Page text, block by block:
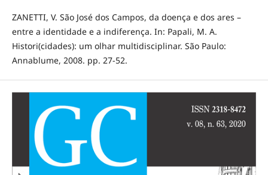
ZANETTI, V. São José dos Campos, da doença e dos ares –
entre a identidade e a indiferença. In: Papali, M. A.
Histori(cidades): um olhar multidisciplinar. São Paulo:
Annablume, 2008. pp. 27-52.